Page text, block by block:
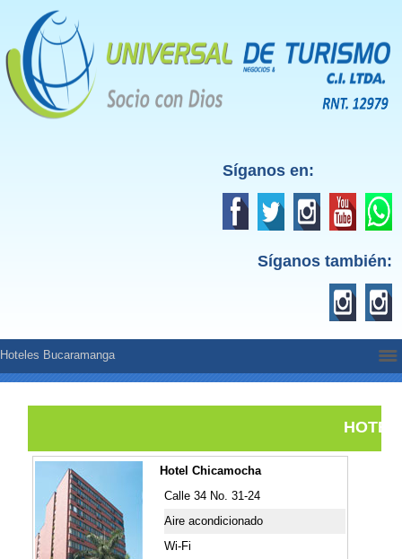
Síganos en:
Síganos también:
Hoteles Bucaramanga
Hotel Chicamocha
Calle 34 No. 31-24
Aire acondicionado
Wi-Fi